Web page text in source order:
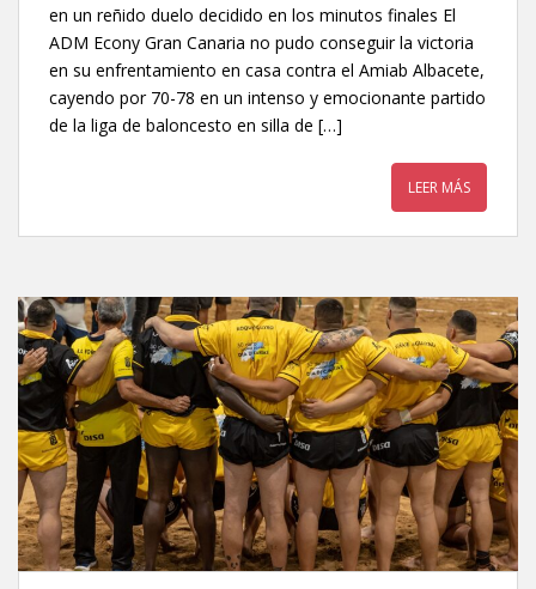
en un reñido duelo decidido en los minutos finales El
ADM Econy Gran Canaria no pudo conseguir la victoria
en su enfrentamiento en casa contra el Amiab Albacete,
cayendo por 70-78 en un intenso y emocionante partido
de la liga de baloncesto en silla de […]
LEER MÁS